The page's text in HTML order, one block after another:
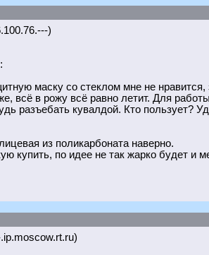
)
маску со стеклом мне не нравится,
всё в рожу всё равно летит. Для
рaзъeбaть кувалдой. Кто пользует?
из поликарбоната наверно.
купить, по идее не так жарко будет и